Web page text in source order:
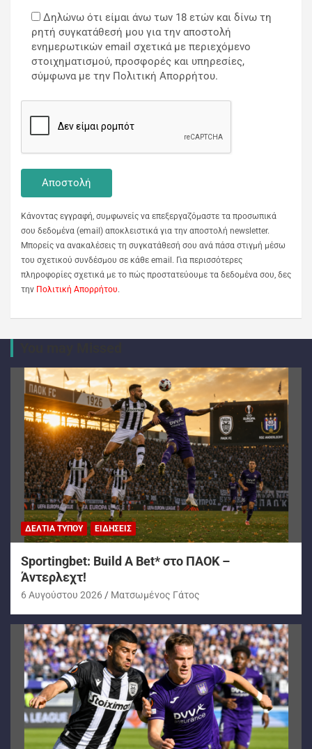
Δηλώνω ότι είμαι άνω των 18 ετών και δίνω τη
ρητή συγκατάθεσή μου για την αποστολή
ενημερωτικών email σχετικά με περιεχόμενο
στοιχηματισμού, προσφορές και υπηρεσίες,
σύμφωνα με την Πολιτική Απορρήτου.
Κάνοντας εγγραφή, συμφωνείς να επεξεργαζόμαστε τα προσωπικά
σου δεδομένα (email) αποκλειστικά για την αποστολή newsletter.
Μπορείς να ανακαλέσεις τη συγκατάθεσή σου ανά πάσα στιγμή μέσω
του σχετικού συνδέσμου σε κάθε email. Για περισσότερες
πληροφορίες σχετικά με το πώς προστατεύουμε τα δεδομένα σου, δες
την Πολιτική Απορρήτου.
ΔΕΛΤΊΑ ΤΎΠΟΥ ΕΙΔΉΣΕΙΣ
Sportingbet: Build A Bet* στο ΠΑΟΚ –
Άντερλεχτ!
6 Αυγούστου 2026 Ματσωμένος Γάτος